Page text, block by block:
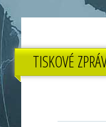
TISKOVÉ